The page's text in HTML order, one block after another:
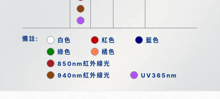
備註: 白色 紅色
藍色
綠色
橘色
850nm紅外線光
940nm紅外線光
UV365nm